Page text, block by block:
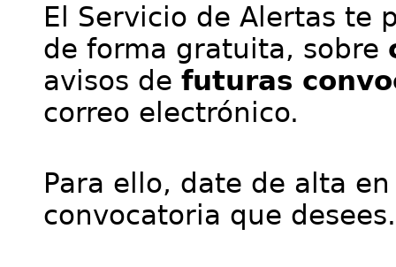
El Servicio de Alertas te
de forma gratuita, sobre
avisos de futuras
correo electrónico.
Para ello, date de alta
convocatoria que desees.